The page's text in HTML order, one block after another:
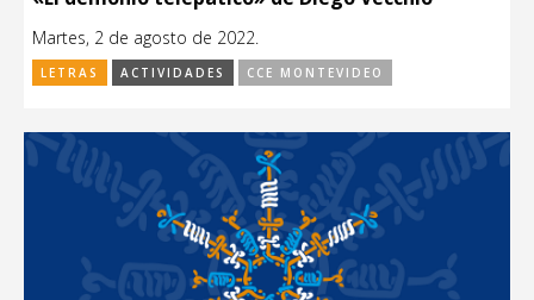
Martes, 2 de agosto de 2022.
LETRAS ACTIVIDADES CCE MONTEVIDEO